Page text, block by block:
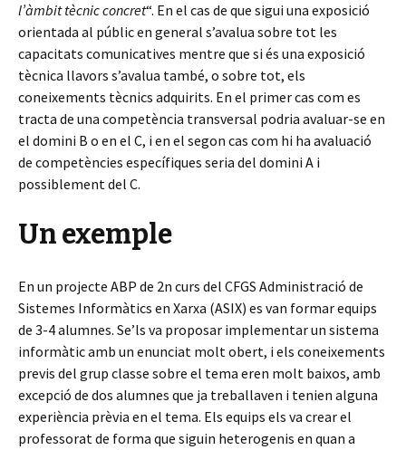
l’àmbit tècnic concret“. En el cas de que sigui una exposició
orientada al públic en general s’avalua sobre tot les
capacitats comunicatives mentre que si és una exposició
tècnica llavors s’avalua també, o sobre tot, els
coneixements tècnics adquirits. En el primer cas com es
tracta de una competència transversal podria avaluar-se en
el domini B o en el C, i en el segon cas com hi ha avaluació
de competències específiques seria del domini A i
possiblement del C.
Un exemple
En un projecte ABP de 2n curs del CFGS Administració de
Sistemes Informàtics en Xarxa (ASIX) es van formar equips
de 3-4 alumnes. Se’ls va proposar implementar un sistema
informàtic amb un enunciat molt obert, i els coneixements
previs del grup classe sobre el tema eren molt baixos, amb
excepció de dos alumnes que ja treballaven i tenien alguna
experiència prèvia en el tema. Els equips els va crear el
professorat de forma que siguin heterogenis en quan a